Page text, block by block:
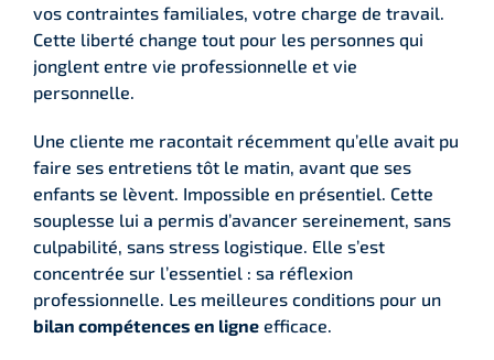
vos contraintes familiales, votre charge de travail.
Cette liberté change tout pour les personnes qui
jonglent entre vie professionnelle et vie
personnelle.
Une cliente me racontait récemment qu’elle avait pu
faire ses entretiens tôt le matin, avant que ses
enfants se lèvent. Impossible en présentiel. Cette
souplesse lui a permis d’avancer sereinement, sans
culpabilité, sans stress logistique. Elle s’est
concentrée sur l’essentiel : sa réflexion
professionnelle. Les meilleures conditions pour un
bilan compétences en ligne efficace.